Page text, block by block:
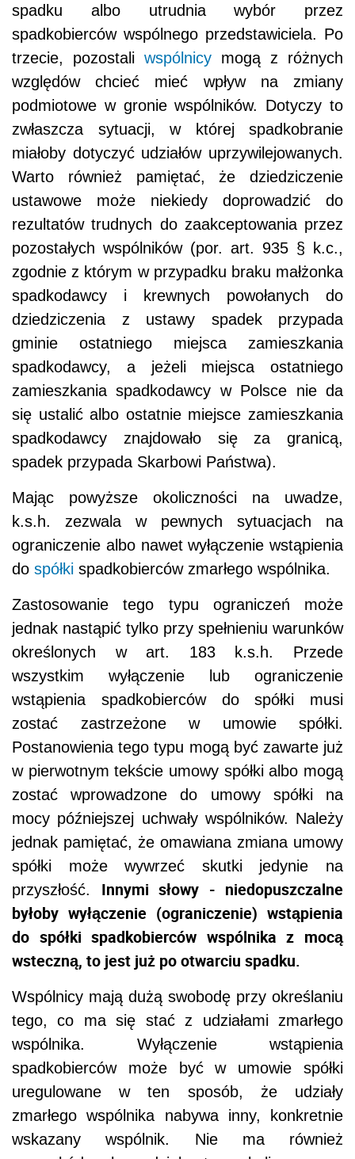
spadku albo utrudnia wybór przez
spadkobierców wspólnego przedstawiciela. Po
trzecie, pozostali wspólnicy mogą z różnych
względów chcieć mieć wpływ na zmiany
podmiotowe w gronie wspólników. Dotyczy to
zwłaszcza sytuacji, w której spadkobranie
miałoby dotyczyć udziałów uprzywilejowanych.
Warto również pamiętać, że dziedziczenie
ustawowe może niekiedy doprowadzić do
rezultatów trudnych do zaakceptowania przez
pozostałych wspólników (por. art. 935 § k.c.,
zgodnie z którym w przypadku braku małżonka
spadkodawcy i krewnych powołanych do
dziedziczenia z ustawy spadek przypada
gminie ostatniego miejsca zamieszkania
spadkodawcy, a jeżeli miejsca ostatniego
zamieszkania spadkodawcy w Polsce nie da
się ustalić albo ostatnie miejsce zamieszkania
spadkodawcy znajdowało się za granicą,
spadek przypada Skarbowi Państwa).
Mając powyższe okoliczności na uwadze,
k.s.h. zezwala w pewnych sytuacjach na
ograniczenie albo nawet wyłączenie wstąpienia
do spółki spadkobierców zmarłego wspólnika.
Zastosowanie tego typu ograniczeń może
jednak nastąpić tylko przy spełnieniu warunków
określonych w art. 183 k.s.h. Przede
wszystkim wyłączenie lub ograniczenie
wstąpienia spadkobierców do spółki musi
zostać zastrzeżone w umowie spółki.
Postanowienia tego typu mogą być zawarte już
w pierwotnym tekście umowy spółki albo mogą
zostać wprowadzone do umowy spółki na
mocy późniejszej uchwały wspólników. Należy
jednak pamiętać, że omawiana zmiana umowy
spółki może wywrzeć skutki jedynie na
przyszłość. Innymi słowy - niedopuszczalne
byłoby wyłączenie (ograniczenie) wstąpienia
do spółki spadkobierców wspólnika z mocą
wsteczną, to jest już po otwarciu spadku.
Wspólnicy mają dużą swobodę przy określaniu
tego, co ma się stać z udziałami zmarłego
wspólnika. Wyłączenie wstąpienia
spadkobierców może być w umowie spółki
uregulowane w ten sposób, że udziały
zmarłego wspólnika nabywa inny, konkretnie
wskazany wspólnik. Nie ma również